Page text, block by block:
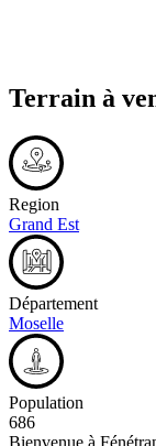
Terrain à
Region
Grand Est
Département
Moselle
Population
686
Bienvenue à